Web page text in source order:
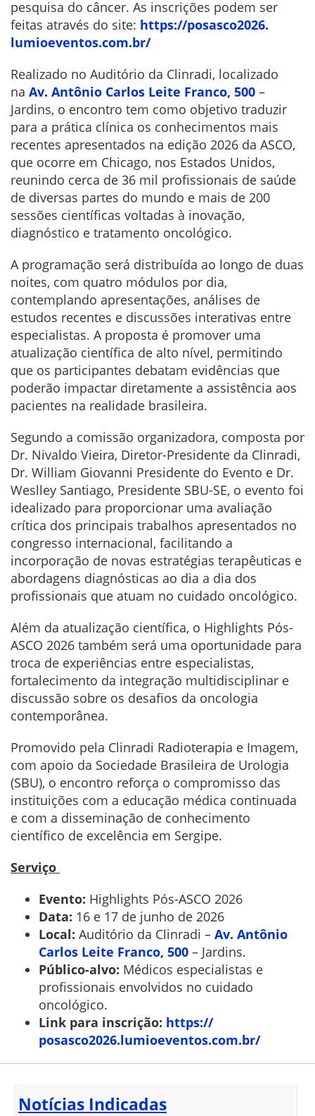
pesquisa do câncer. As inscrições podem ser
feitas através do site: https://posasco2026.
lumioeventos.com.br/
Realizado no Auditório da Clinradi, localizado
na Av. Antônio Carlos Leite Franco, 500 –
Jardins, o encontro tem como objetivo traduzir
para a prática clínica os conhecimentos mais
recentes apresentados na edição 2026 da ASCO,
que ocorre em Chicago, nos Estados Unidos,
reunindo cerca de 36 mil profissionais de saúde
de diversas partes do mundo e mais de 200
sessões científicas voltadas à inovação,
diagnóstico e tratamento oncológico.
A programação será distribuída ao longo de duas
noites, com quatro módulos por dia,
contemplando apresentações, análises de
estudos recentes e discussões interativas entre
especialistas. A proposta é promover uma
atualização científica de alto nível, permitindo
que os participantes debatam evidências que
poderão impactar diretamente a assistência aos
pacientes na realidade brasileira.
Segundo a comissão organizadora, composta por
Dr. Nivaldo Vieira, Diretor-Presidente da Clinradi,
Dr. William Giovanni Presidente do Evento e Dr.
Weslley Santiago, Presidente SBU-SE, o evento foi
idealizado para proporcionar uma avaliação
crítica dos principais trabalhos apresentados no
congresso internacional, facilitando a
incorporação de novas estratégias terapêuticas e
abordagens diagnósticas ao dia a dia dos
profissionais que atuam no cuidado oncológico.
Além da atualização científica, o Highlights Pós-
ASCO 2026 também será uma oportunidade para
troca de experiências entre especialistas,
fortalecimento da integração multidisciplinar e
discussão sobre os desafios da oncologia
contemporânea.
Promovido pela Clinradi Radioterapia e Imagem,
com apoio da Sociedade Brasileira de Urologia
(SBU), o encontro reforça o compromisso das
instituições com a educação médica continuada
e com a disseminação de conhecimento
científico de excelência em Sergipe.
Serviço
Evento: Highlights Pós-ASCO 2026
Data: 16 e 17 de junho de 2026
Local: Auditório da Clinradi – Av. Antônio
Carlos Leite Franco, 500 – Jardins.
Público-alvo: Médicos especialistas e
profissionais envolvidos no cuidado
oncológico.
Link para inscrição: https://
posasco2026.lumioeventos.com.br/
Notícias Indicadas